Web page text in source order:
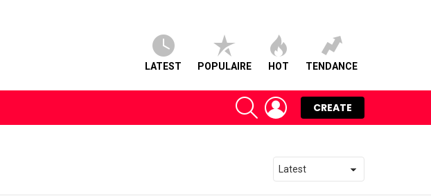
LATEST POPULAIRE HOT TENDANCE
SEARCH LOGIN
CREATE